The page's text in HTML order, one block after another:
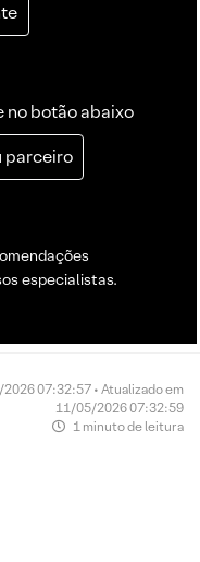
no botão abaixo
parceiro
especialistas.
07:32:57 • Atualizado em
11/05/2026 07:32:59
1 minuto de leitura